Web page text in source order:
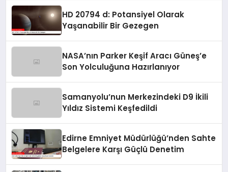
HD 20794 d: Potansiyel Olarak
Yaşanabilir Bir Gezegen
NASA’nın Parker Keşif Aracı Güneş’e
Son Yolculuğuna Hazırlanıyor
Samanyolu’nun Merkezindeki D9 İkili
Yıldız Sistemi Keşfedildi
Edirne Emniyet Müdürlüğü’nden Sahte
Belgelere Karşı Güçlü Denetim